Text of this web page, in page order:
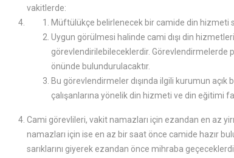
vakitlerde:
Müftülükçe belirlenecek bir camide din hizmeti
Uygun görülmesi halinde cami dışı din
görevlendirilebileceklerdir. Görevlendirmelerde
önünde bulundurulacaktır.
Bu görevlendirmeler dışında ilgili kurumun
çalışanlarına yönelik din hizmeti ve din eğitimi
Cami görevlileri, vakit namazları için ezandan en az
namazları için ise en az bir saat önce camide hazır
sarıklarını giyerek ezandan önce mihraba